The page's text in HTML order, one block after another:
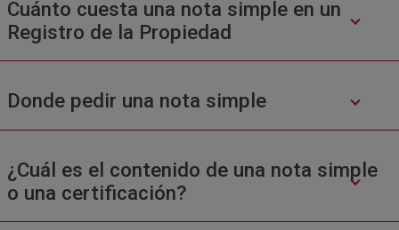
Cuánto cuesta una nota simple en un
Registro de la Propiedad
Donde pedir una nota simple
¿Cuál es el contenido de una nota simple
o una certificación?